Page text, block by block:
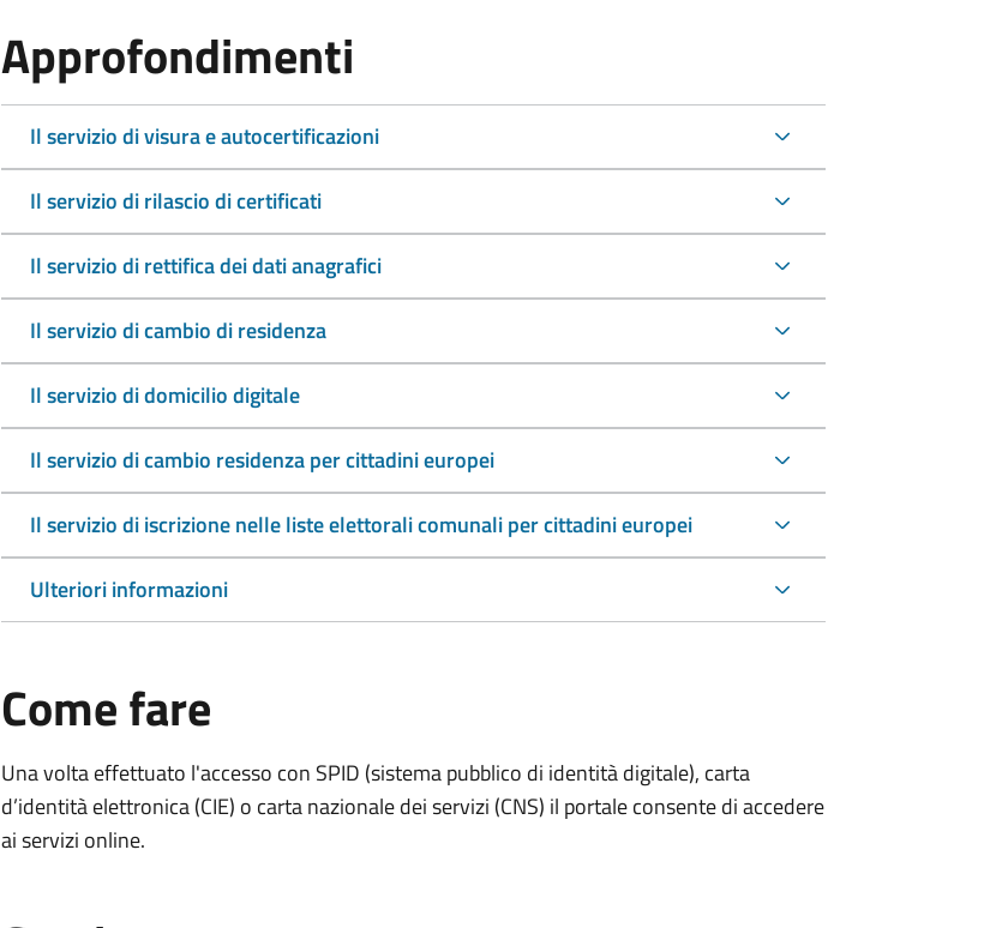
Approfondimenti
Il servizio di visura e autocertificazioni
Il servizio di rilascio di certificati
Il servizio di rettifica dei dati anagrafici
Il servizio di cambio di residenza
Il servizio di domicilio digitale
Il servizio di cambio residenza per cittadini europei
Il servizio di iscrizione nelle liste elettorali comunali per cittadini europei
Ulteriori informazioni
Come fare
Una volta effettuato l'accesso con SPID (sistema pubblico di identità digitale), carta
d’identità elettronica (CIE) o carta nazionale dei servizi (CNS) il portale consente di accedere
ai servizi online.